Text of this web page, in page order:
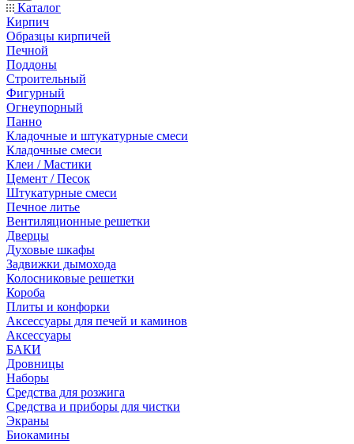
Каталог
Кирпич
Образцы кирпичей
Печной
Поддоны
Строительный
Фигурный
Огнеупорный
Панно
Кладочные и штукатурные смеси
Кладочные смеси
Клеи / Мастики
Цемент / Песок
Штукатурные смеси
Печное литье
Вентиляционные решетки
Дверцы
Духовые шкафы
Задвижки дымохода
Колосниковые решетки
Короба
Плиты и конфорки
Аксессуары для печей и каминов
Аксессуары
БАКИ
Дровницы
Наборы
Средства для розжига
Средства и приборы для чистки
Экраны
Биокамины